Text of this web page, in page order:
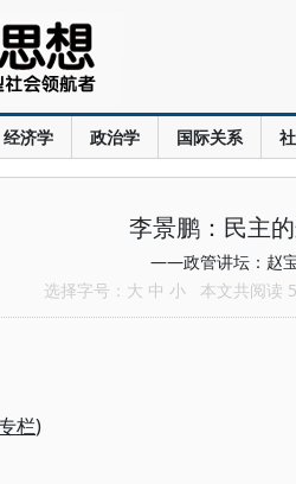
经济学 政治学 国际关系
李景鹏：民主
——政管讲坛：赵
选择字号： 大 中 小 本文共阅读
栏)